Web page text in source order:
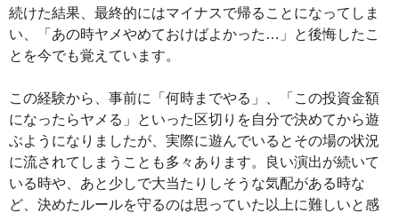
続けた結果、最終的にはマイナスで帰ることになってしま
い、「あの時ヤメやめておけばよかった…」と後悔したこ
とを今でも覚えています。
この経験から、事前に「何時までやる」、「この投資金額
になったらヤメる」といった区切りを自分で決めてから遊
ぶようになりましたが、実際に遊んでいるとその場の状況
に流されてしまうことも多々あります。良い演出が続いて
いる時や、あと少しで大当たりしそうな気配がある時な
ど、決めたルールを守るのは思っていた以上に難しいと感